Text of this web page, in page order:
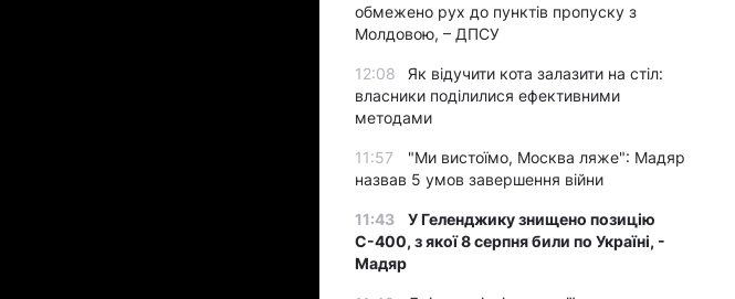
обмежено рух до пунктів пропуску з
Молдовою, – ДПСУ
12:08
Як відучити кота залазити на стіл:
власники поділилися ефективними
методами
11:57
"Ми вистоїмо, Москва ляже": Мадяр
назвав 5 умов завершення війни
11:43
У Геленджику знищено позицію
С-400, з якої 8 серпня били по Україні, -
Мадяр